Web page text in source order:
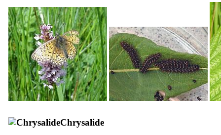
Chrysalide